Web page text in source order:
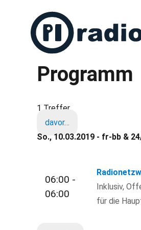
Freies Radio in Berlin
Programm
1 Treffer
davor…
So., 10.03.2019 - fr-bb &
06:00 -
06:00
Inklusiv,
für die